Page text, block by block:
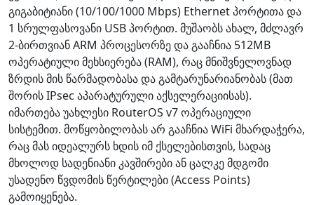
გიგაბიტიანი (10/100/1000 Mbps) Ethernet პორტითა და
1 სრულფასოვანი USB პორტით. მუშაობს ახალ, მძლავრ
2-ბირთვიან ARM პროცესორზე და გააჩნია 512MB
ოპერატიული მეხსიერება (RAM), რაც მნიშვნელოვნად
ზრდის მის წარმადობასა და გამტარუნარიანობას (მათ
შორის IPsec აპარატურული აქსელერაციისას).
იმართება უახლესი RouterOS v7 ოპერაციული
სისტემით. მოწყობილობას არ გააჩნია WiFi მხარდაჭერა,
რაც მას იდეალურს ხდის იმ ქსელებისთვის, სადაც
მხოლოდ სადენიანი კავშირები ან ცალკე მდგომი
უსადენო წვდომის წერტილები (Access Points)
გამოიყენება.